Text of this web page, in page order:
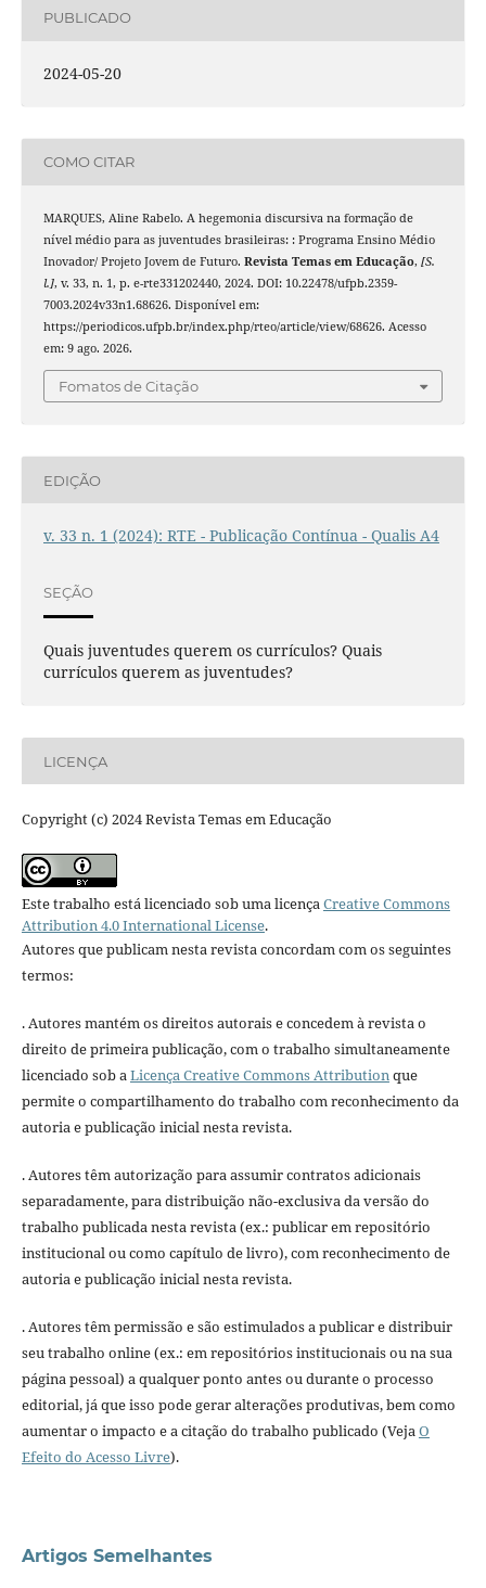
PUBLICADO
2024-05-20
COMO CITAR
MARQUES, Aline Rabelo. A hegemonia discursiva na formação de
nível médio para as juventudes brasileiras: : Programa Ensino Médio
Inovador/ Projeto Jovem de Futuro. Revista Temas em Educação, [S.
l.], v. 33, n. 1, p. e-rte331202440, 2024. DOI: 10.22478/ufpb.2359-
7003.2024v33n1.68626. Disponível em:
https://periodicos.ufpb.br/index.php/rteo/article/view/68626. Acesso
em: 9 ago. 2026.
Fomatos de Citação
EDIÇÃO
v. 33 n. 1 (2024): RTE - Publicação Contínua - Qualis A4
SEÇÃO
Quais juventudes querem os currículos? Quais
currículos querem as juventudes?
LICENÇA
Copyright (c) 2024 Revista Temas em Educação
Este trabalho está licenciado sob uma licençaCreative Commons
Attribution 4.0 International License.
Autores que publicam nesta revista concordam com os seguintes
termos:
. Autores mantém os direitos autorais e concedem à revista o
direito de primeira publicação, com o trabalho simultaneamente
licenciado sob aLicença Creative Commons Attributionque
permite o compartilhamento do trabalho com reconhecimento da
autoria e publicação inicial nesta revista.
. Autores têm autorização para assumir contratos adicionais
separadamente, para distribuição não-exclusiva da versão do
trabalho publicada nesta revista (ex.: publicar em repositório
institucional ou como capítulo de livro), com reconhecimento de
autoria e publicação inicial nesta revista.
. Autores têm permissão e são estimulados a publicar e distribuir
seu trabalho online (ex.: em repositórios institucionais ou na sua
página pessoal) a qualquer ponto antes ou durante o processo
editorial, já que isso pode gerar alterações produtivas, bem como
aumentar o impacto e a citação do trabalho publicado (VejaO
Efeito do Acesso Livre).
Artigos Semelhantes